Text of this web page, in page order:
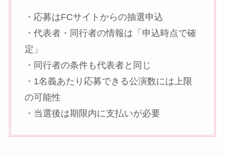
・応募はFCサイトからの抽選申込
・代表者・同行者の情報は「申込時点で確
定」
・同行者の条件も代表者と同じ
・1名義あたり応募できる公演数には上限
の可能性
・当選後は期限内に支払いが必要